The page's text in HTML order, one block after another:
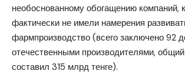
необоснованному обогащению компаний,
фактически не имели намерения
фармпроизводство (всего заключено 92
отечественными производителями,
составил 315 млрд тенге).